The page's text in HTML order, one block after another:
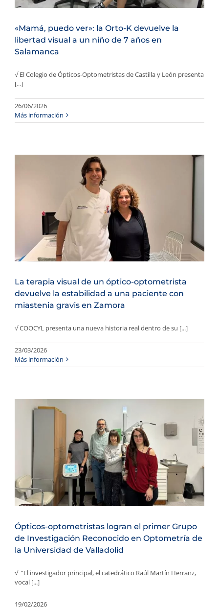
«Mamá, puedo ver»: la Orto-K devuelve la
libertad visual a un niño de 7 años en
Salamanca
√ El Colegio de Ópticos-Optometristas de Castilla y León presenta
[...]
26/06/2026
Más información
La terapia visual de un óptico-optometrista
devuelve la estabilidad a una paciente con
miastenia gravis en Zamora
√ COOCYL presenta una nueva historia real dentro de su [...]
23/03/2026
Más información
Ópticos-optometristas logran el primer Grupo
de Investigación Reconocido en Optometría de
la Universidad de Valladolid
√ “El investigador principal, el catedrático Raúl Martín Herranz,
vocal [...]
19/02/2026